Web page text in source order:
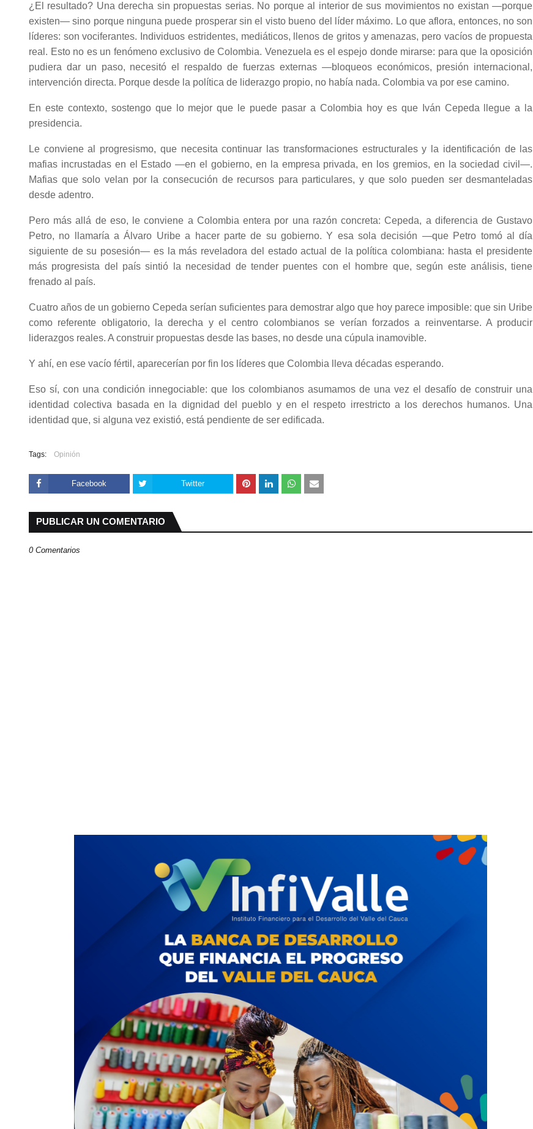
¿El resultado? Una derecha sin propuestas serias. No porque al interior de sus movimientos no existan —porque
existen— sino porque ninguna puede prosperar sin el visto bueno del líder máximo. Lo que aflora, entonces, no son
líderes: son vociferantes. Individuos estridentes, mediáticos, llenos de gritos y amenazas, pero vacíos de propuesta
real. Esto no es un fenómeno exclusivo de Colombia. Venezuela es el espejo donde mirarse: para que la oposición
pudiera dar un paso, necesitó el respaldo de fuerzas externas —bloqueos económicos, presión internacional,
intervención directa. Porque desde la política de liderazgo propio, no había nada. Colombia va por ese camino.
En este contexto, sostengo que lo mejor que le puede pasar a Colombia hoy es que Iván Cepeda llegue a la
presidencia.
Le conviene al progresismo, que necesita continuar las transformaciones estructurales y la identificación de las
mafias incrustadas en el Estado —en el gobierno, en la empresa privada, en los gremios, en la sociedad civil—.
Mafias que solo velan por la consecución de recursos para particulares, y que solo pueden ser desmanteladas
desde adentro.
Pero más allá de eso, le conviene a Colombia entera por una razón concreta: Cepeda, a diferencia de Gustavo
Petro, no llamaría a Álvaro Uribe a hacer parte de su gobierno. Y esa sola decisión —que Petro tomó al día
siguiente de su posesión— es la más reveladora del estado actual de la política colombiana: hasta el presidente
más progresista del país sintió la necesidad de tender puentes con el hombre que, según este análisis, tiene
frenado al país.
Cuatro años de un gobierno Cepeda serían suficientes para demostrar algo que hoy parece imposible: que sin Uribe
como referente obligatorio, la derecha y el centro colombianos se verían forzados a reinventarse. A producir
liderazgos reales. A construir propuestas desde las bases, no desde una cúpula inamovible.
Y ahí, en ese vacío fértil, aparecerían por fin los líderes que Colombia lleva décadas esperando.
Eso sí, con una condición innegociable: que los colombianos asumamos de una vez el desafío de construir una
identidad colectiva basada en la dignidad del pueblo y en el respeto irrestricto a los derechos humanos. Una
identidad que, si alguna vez existió, está pendiente de ser edificada.
Tags: Opinión
Facebook Twitter
PUBLICAR UN COMENTARIO
0 Comentarios